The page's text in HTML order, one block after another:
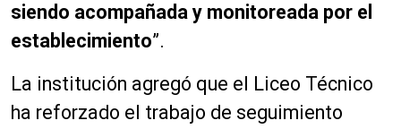
siendo acompañada y monitoreada por el
establecimiento”.
La institución agregó que el Liceo Técnico
ha reforzado el trabajo de seguimiento